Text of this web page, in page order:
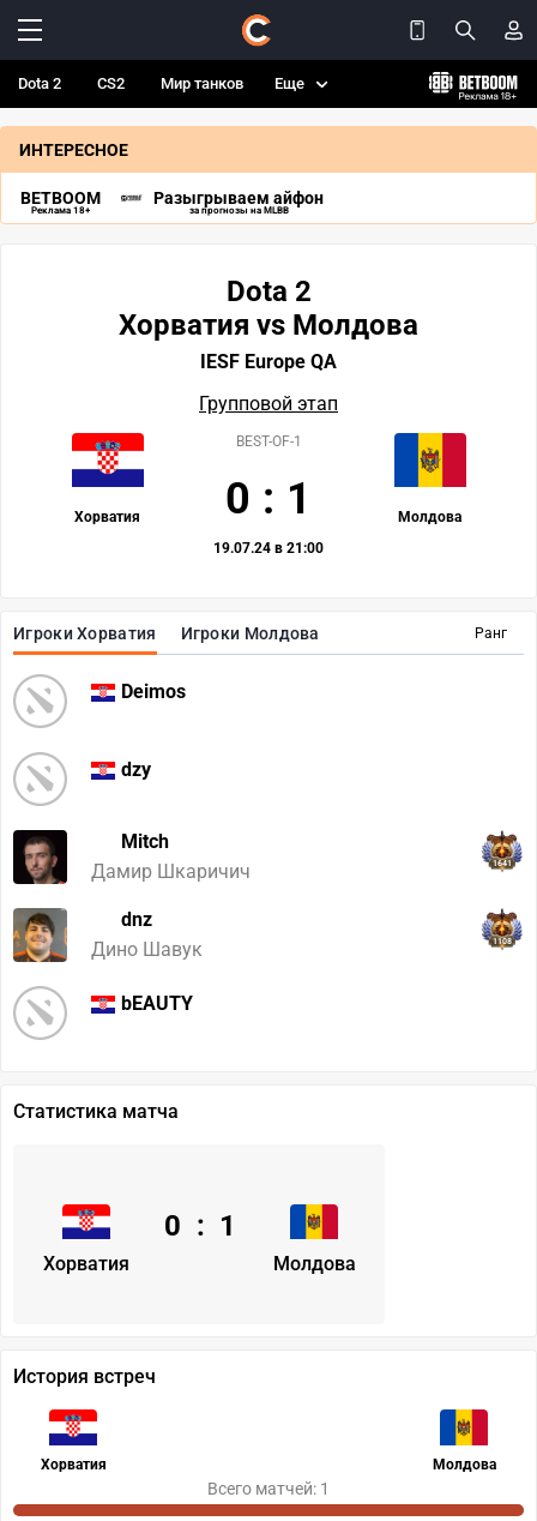
Dota 2 CS2 Мир танков Еще
ИНТЕРЕСНОЕ
BETBOOM
Реклама 18+
Разыгрываем айфон
за прогнозы на MLBB
Ранг
Игроки Хорватия Игроки Молдова
Deimos
dzy
Mitch
Дамир Шкаричич
1641
dnz
Дино Шавук
1108
bEAUTY
Dota 2
Хорватия vs Молдова
IESF Europe QA
Групповой этап
Хорватия Молдова
BEST-OF-1
0 : 1
19.07.24 в 21:00
Статистика матча
Хорватия Молдова
0 : 1
История встреч
Хорватия Молдова
Всего матчей: 1